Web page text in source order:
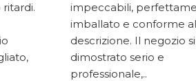
ritardi.
impeccabili,
imballato e conforme
descrizione. Il negozio
dimostrato serio e
professionale,..